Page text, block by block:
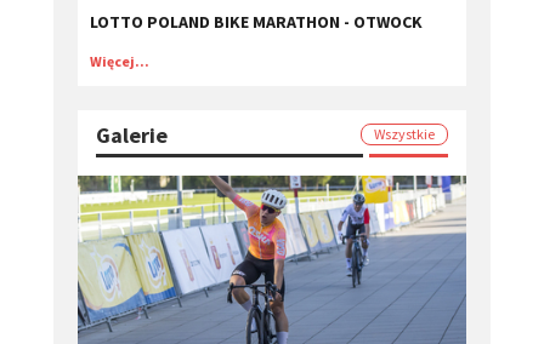
LOTTO POLAND BIKE MARATHON - OTWOCK
Więcej...
Galerie Wszystkie